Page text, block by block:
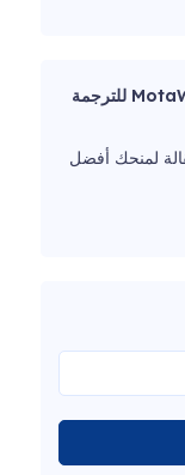
ترجمت هذه المقالة خاصية MotaWord Active للترجمة
لمنحك أفضل